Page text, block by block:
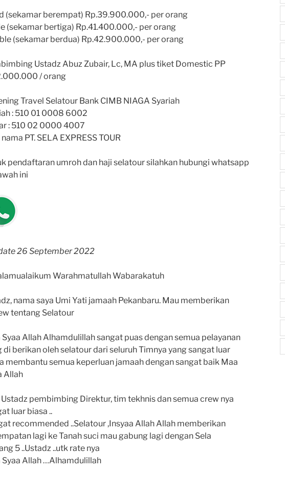
(sekamar berempat) Rp.39.900.000,- per orang
(sekamar bertiga) Rp.41.400.000,- per orang
(sekamar berdua) Rp.42.900.000,- per orang
Ustadz Abuz Zubair, Lc, MA plus tiket Domestic PP
/ orang
Travel Selatour Bank CIMB NIAGA Syariah
: 510 01 0008 6002
: 510 02 0000 4007
PT. SELA EXPRESS TOUR
pendaftaran umroh dan haji selatour silahkan hubungi whatsapp
ini
26 September 2022
Warahmatullah Wabarakatuh
nama saya Umi Yati jamaah Pekanbaru. Mau memberikan
tentang Selatour
Syaa Allah Alhamdulillah sangat puas dengan semua pelayanan
di berikan oleh selatour dari seluruh Timnya yang sangat luar
membantu semua keperluan jamaah dengan sangat baik Maa
Allah
Ustadz pembimbing Direktur, tim tekhnis dan semua crew nya
luar biasa ..
recommended ..Selatour ,Insyaa Allah Allah memberikan
lagi ke Tanah suci mau gabung lagi dengan Sela
5 ..Ustadz ..utk rate nya
Syaa Allah …Alhamdulillah